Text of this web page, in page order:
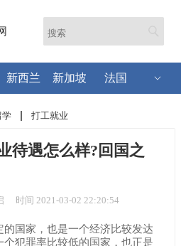
新西兰 新加坡 法国
学 打工就业
待遇怎么样?回国之
时间 2021-03-02 22:20:54
国家，也是一个经济比较发达
犯罪率比较低的国家，也正是